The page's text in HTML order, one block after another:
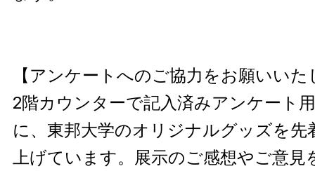
【アンケートへのご協力をお願いいた
2階カウンターで記入済みアンケート
に、東邦大学のオリジナルグッズを先
上げています。展示のご感想やご意見